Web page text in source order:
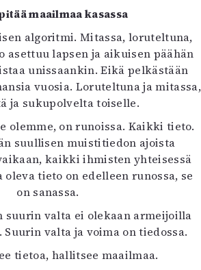
maailmaa kasassa
algoritmi. Mitassa, loruteltuna,
asettuu lapsen ja aikuisen päähän
unissaankin. Eikä pelkästään
vuosia. Loruteltuna ja mitassa,
ja sukupolvelta toiselle.
olemme, on runoissa. Kaikki tieto.
suullisen muistitiedon ajoista
kaikki ihmisten yhteisessä
tieto on edelleen runossa, se
on sanassa.
suurin valta ei olekaan armeijoilla
valta ja voima on tiedossa.
tietoa, hallitsee maailmaa.